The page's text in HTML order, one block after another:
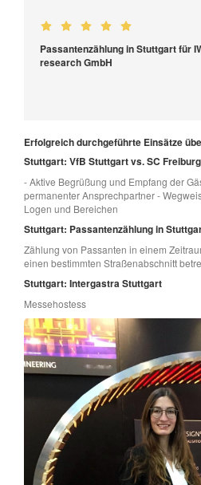
Passantenzählung in Stuttgart für
research GmbH
Erfolgreich durchgeführte Einsätze
Stuttgart: VfB Stuttgart vs. SC Freiburg
- Aktive Begrüßung und Empfang der
permanenter Ansprechpartner -
Logen und Bereichen
Stuttgart: Passantenzählung in
Zählung von Passanten in einem
einen bestimmten Straßenabschnitt
Stuttgart: Intergastra Stuttgart
Messehostess